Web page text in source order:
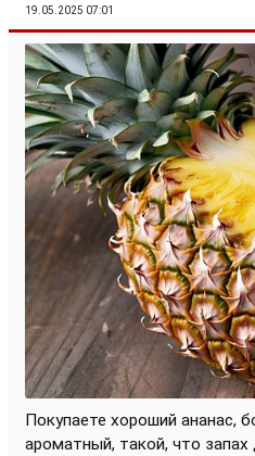
19.05.2025 07:01
Покупаете хороший ананас,
ароматный, такой, что